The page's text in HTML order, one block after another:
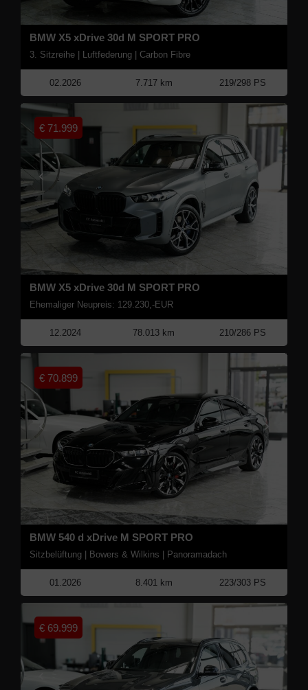
BMW X5 xDrive 30d M SPORT PRO
3. Sitzreihe | Luftfederung | Carbon Fibre
02.2026 7.717 km 219/298 PS
BMW X5 xDrive 30d M SPORT PRO
Ehemaliger Neupreis: 129.230,-EUR
€ 71.999
12.2024 78.013 km 210/286 PS
BMW 540 d xDrive M SPORT PRO
Sitzbelüftung | Bowers & Wilkins | Panoramadach
€ 70.899
01.2026 8.401 km 223/303 PS
€ 69.999